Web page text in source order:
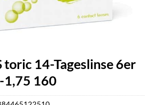
toric 14-Tageslinse 6er
1,75 160